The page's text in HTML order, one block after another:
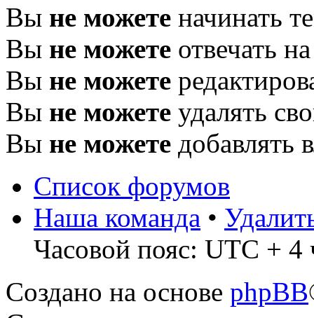
Вы не можете начинать
Вы не можете отвечать
Вы не можете
Вы не можете удалять
Вы не можете добавлять
Список форумов
Наша команда •
Часовой пояс: UTC + 4
Создано на основе phpBB